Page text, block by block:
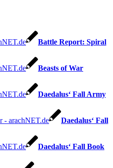
Battle Report: Spiral
Beasts of War
Daedalus‘ Fall Army
Daedalus‘ Fall
Daedalus‘ Fall Book